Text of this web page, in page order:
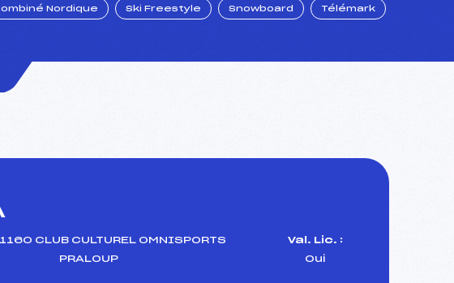
Nordique Ski Freestyle Snowboard Télémark
CLUB CULTUREL OMNISPORTS
PRALOUP
Val. Lic. :
Oui